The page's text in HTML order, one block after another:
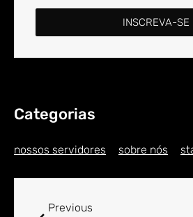
INSCREVA-SE
Categorias
nossos servidores sobre nós
Previous